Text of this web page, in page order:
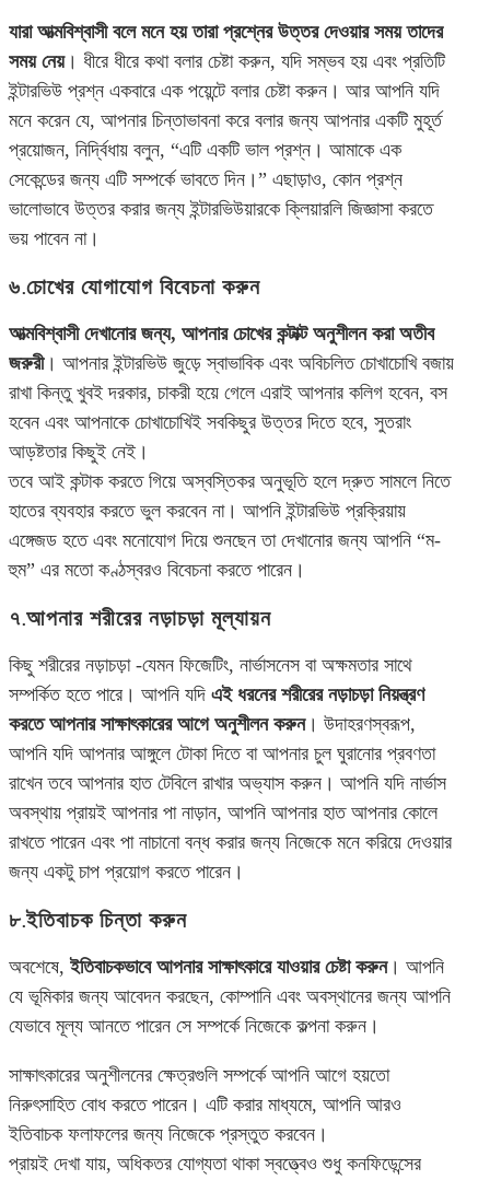
যারা আত্মবিশ্বাসী বলে মনে হয় তারা প্রশ্নের উত্তর দেওয়ার সময় তাদের
সময় নেয়। ধীরে ধীরে কথা বলার চেষ্টা করুন, যদি সম্ভব হয় এবং প্রতিটি
ইন্টারভিউ প্রশ্ন একবারে এক পয়েন্টে বলার চেষ্টা করুন। আর আপনি যদি
মনে করেন যে, আপনার চিন্তাভাবনা করে বলার জন্য আপনার একটি মুহূর্ত
প্রয়োজন, নির্দ্বিধায় বলুন, “এটি একটি ভাল প্রশ্ন। আমাকে এক
সেকেন্ডের জন্য এটি সম্পর্কে ভাবতে দিন।” এছাড়াও, কোন প্রশ্ন
ভালোভাবে উত্তর করার জন্য ইন্টারভিউয়ারকে ক্লিয়ারলি জিজ্ঞাসা করতে
ভয় পাবেন না।
৬.চোখের যোগাযোগ বিবেচনা করুন
আত্মবিশ্বাসী দেখানোর জন্য, আপনার চোখের কন্টাক্ট অনুশীলন করা অতীব
জরুরী। আপনার ইন্টারভিউ জুড়ে স্বাভাবিক এবং অবিচলিত চোখাচোখি বজায়
রাখা কিন্তু খুবই দরকার, চাকরী হয়ে গেলে এরাই আপনার কলিগ হবেন, বস
হবেন এবং আপনাকে চোখাচোখিই সবকিছুর উত্তর দিতে হবে, সুতরাং
আড়ষ্টতার কিছুই নেই।
তবে আই কন্টাক করতে গিয়ে অস্বস্তিকর অনুভূতি হলে দ্রুত সামলে নিতে
হাতের ব্যবহার করতে ভুল করবেন না। আপনি ইন্টারভিউ প্রক্রিয়ায়
এঙ্গেজড হতে এবং মনোযোগ দিয়ে শুনছেন তা দেখানোর জন্য আপনি “ম-
হুম” এর মতো কণ্ঠস্বরও বিবেচনা করতে পারেন।
৭.আপনার শরীরের নড়াচড়া মূল্যায়ন
কিছু শরীরের নড়াচড়া -যেমন ফিজেটিং, নার্ভাসনেস বা অক্ষমতার সাথে
সম্পর্কিত হতে পারে। আপনি যদি এই ধরনের শরীরের নড়াচড়া নিয়ন্ত্রণ
করতে আপনার সাক্ষাৎকারের আগে অনুশীলন করুন। উদাহরণস্বরূপ,
আপনি যদি আপনার আঙ্গুলে টোকা দিতে বা আপনার চুল ঘুরানোর প্রবণতা
রাখেন তবে আপনার হাত টেবিলে রাখার অভ্যাস করুন। আপনি যদি নার্ভাস
অবস্থায় প্রায়ই আপনার পা নাড়ান, আপনি আপনার হাত আপনার কোলে
রাখতে পারেন এবং পা নাচানো বন্ধ করার জন্য নিজেকে মনে করিয়ে দেওয়ার
জন্য একটু চাপ প্রয়োগ করতে পারেন।
৮.ইতিবাচক চিন্তা করুন
অবশেষে,ইতিবাচকভাবে আপনার সাক্ষাৎকারে যাওয়ার চেষ্টা করুন। আপনি
যে ভূমিকার জন্য আবেদন করছেন, কোম্পানি এবং অবস্থানের জন্য আপনি
যেভাবে মূল্য আনতে পারেন সে সম্পর্কে নিজেকে কল্পনা করুন।
সাক্ষাৎকারের অনুশীলনের ক্ষেত্রগুলি সম্পর্কে আপনি আগে হয়তো
নিরুৎসাহিত বোধ করতে পারেন। এটি করার মাধ্যমে, আপনি আরও
ইতিবাচক ফলাফলের জন্য নিজেকে প্রস্তুত করবেন।
প্রায়ই দেখা যায়, অধিকতর যোগ্যতা থাকা স্বত্ত্বেও শুধু কনফিডেন্সের